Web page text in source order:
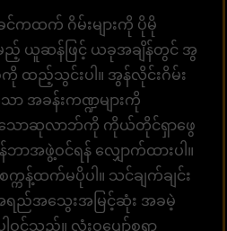
င်ကထက် ဂိမ်းများကို ပိုမို
ည့် ယူဆန်ဖြင့် ယခုအချိန်တွင် အွ
ကို ထည့်သွင်းပါ။ အွန်လိုင်းဂိမ်း
ော အခန်းကဏ္ဍများကို
င်သောဆုလာဘ်ကို ကိုယ်တိုင်ရှာဖွေ
ာအဖွဲ့ဝင်ရန် လျှောက်ထားပါ။
န့်ထက်မပိုပါ။ သင်ချက်ချင်း
ရည်အသွေးအမြင့်ဆုံး အခမဲ့
ါဝင်သည်။ လုံးဝပျော်စရာ